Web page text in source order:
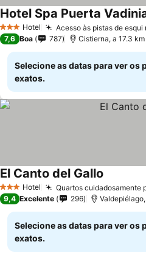
3 EstrelasHotel Acesso às pistas de esqui
Hotel Spa Puerta
7,6 Boa 787 Cistierna, a 17.3
Selecione as datas para ver os
exatos.
3 EstrelasHotel Quartos cuidadosamente
El Canto del Gallo
9,4 Excelente 296
Selecione as datas para ver os
exatos.